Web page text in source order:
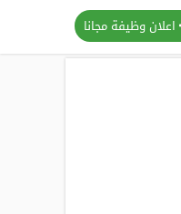
اعلان وظيفة مجانا